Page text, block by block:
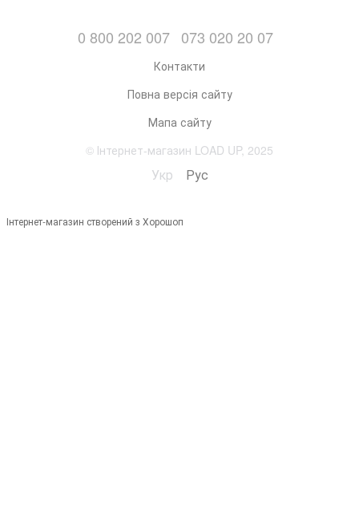
0 800 202 007 073 020 20 07
Контакти
Повна версія сайту
Мапа сайту
© Інтернет-магазин LOAD UP, 2025
Укр Рус
Інтернет-магазин створений з Хорошоп